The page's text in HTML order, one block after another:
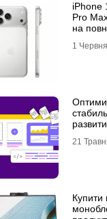
iPhone
Pro
на
1
21
Купити